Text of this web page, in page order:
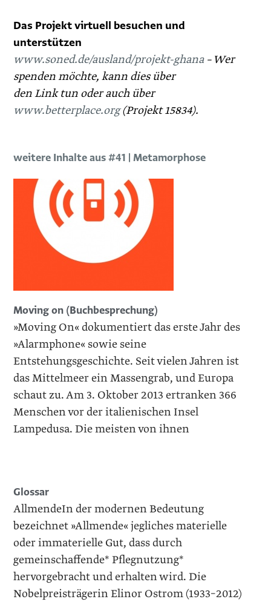
Das Projekt virtuell besuchen und
unterstützen
www.soned.de/ausland/projekt-ghana– Wer
spenden möchte, kann dies über
den Link tun oder auch über
www.betterplace.org(Projekt 15834).
weitere Inhalte aus #41 | Metamorphose
Moving on (Buchbesprechung)
»Moving On« dokumentiert das erste Jahr des
»Alarmphone« sowie seine
Entstehungsgeschichte. Seit vielen Jahren ist
das Mittelmeer ein Massengrab, und Europa
schaut zu. Am 3. Oktober 2013 ertranken 366
Menschen vor der italienischen Insel
Lampedusa. Die meisten von ihnen
Glossar
AllmendeIn der modernen Bedeutung
bezeichnet »Allmende« jegliches materielle
oder immaterielle Gut, dass durch
gemeinschaffende* Pflegnutzung*
hervorgebracht und erhalten wird. Die
Nobelpreisträgerin Elinor Ostrom (1933–2012)